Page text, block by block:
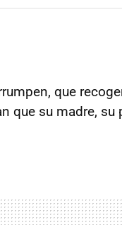
que
que su madre, su